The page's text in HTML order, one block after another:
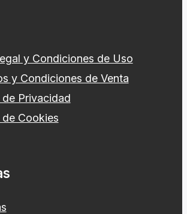
y Condiciones de Uso
y Condiciones de Venta
de Privacidad
Cookies